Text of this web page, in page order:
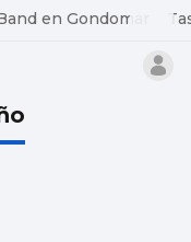
en Gondomar